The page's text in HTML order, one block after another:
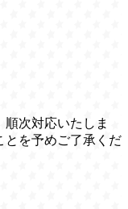
次対応いたしま
とを予めご了承くだ